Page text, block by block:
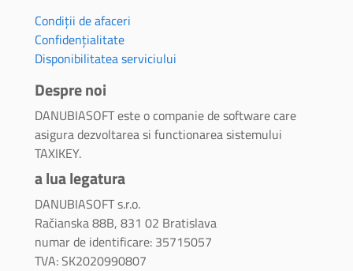
Condiții de afaceri
Confidențialitate
Disponibilitatea serviciului
Despre noi
DANUBIASOFT este o companie de software care
asigura dezvoltarea si functionarea sistemului
TAXIKEY.
a lua legatura
DANUBIASOFT s.r.o.
Račianska 88B, 831 02 Bratislava
numar de identificare: 35715057
TVA: SK2020990807